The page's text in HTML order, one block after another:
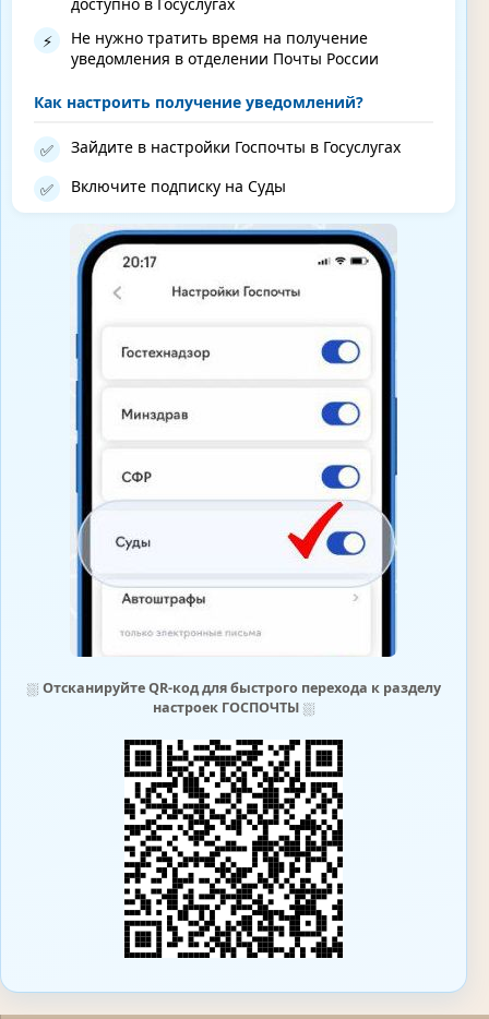
⚡
Не нужно тратить время на получение
уведомления в отделении Почты России
Как настроить получение уведомлений?
✅ Зайдите в настройки Госпочты в Госуслугах
✅ Включите подписку на Суды
⛆ Отсканируйте QR-код для быстрого перехода к разделу
настроек ГОСПОЧТЫ⛆